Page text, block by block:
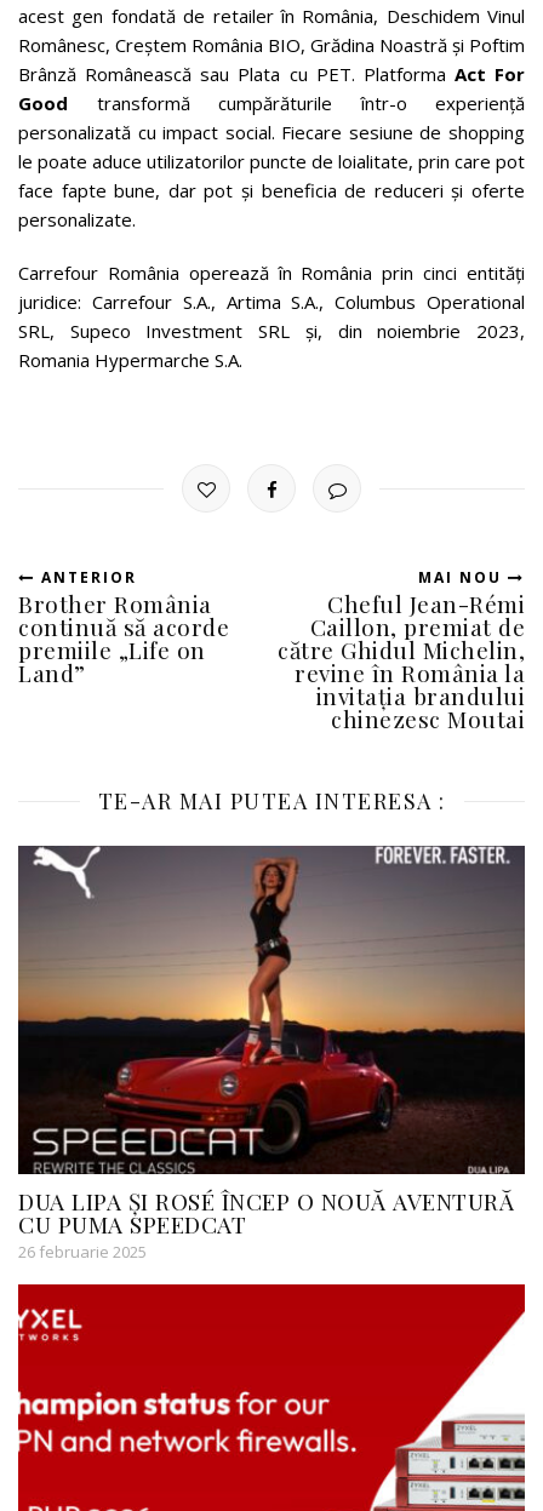
acest gen fondată de retailer în România, Deschidem Vinul
Românesc, Creștem România BIO, Grădina Noastră și Poftim
Brânză Românească sau Plata cu PET. Platforma Act For
Good transformă cumpărăturile într-o experiență
personalizată cu impact social. Fiecare sesiune de shopping
le poate aduce utilizatorilor puncte de loialitate, prin care pot
face fapte bune, dar pot și beneficia de reduceri și oferte
personalizate.
Carrefour România operează în România prin cinci entități
juridice: Carrefour S.A., Artima S.A., Columbus Operational
SRL, Supeco Investment SRL și, din noiembrie 2023,
Romania Hypermarche S.A.
ANTERIOR
Brother România
continuă să acorde
premiile „Life on
Land”
MAI NOU
Cheful Jean-Rémi
Caillon, premiat de
către Ghidul Michelin,
revine în România la
invitația brandului
chinezesc Moutai
TE-AR MAI PUTEA INTERESA :
DUA LIPA ȘI ROSÉ ÎNCEP O NOUĂ AVENTURĂ
CU PUMA SPEEDCAT
26 februarie 2025